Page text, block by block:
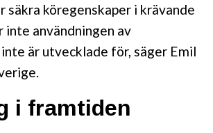
köregenskaper i krävande
användningen av
är utvecklade för, säger Emil
i framtiden